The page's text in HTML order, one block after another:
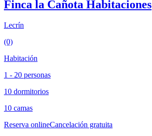
Finca la Cañota Habitaciones
Lecrín
(0)
Habitación
1 - 20 personas
10 dormitorios
10 camas
Reserva onlineCancelación gratuita